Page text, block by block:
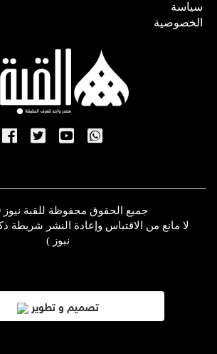
سياسة
الخصوصية
جميع الحقوق محفوظة للقبة نيوز ©
لا مانع من الاقتباس وإعادة النشر شريطة
نيوز )
تصميم و تطوير